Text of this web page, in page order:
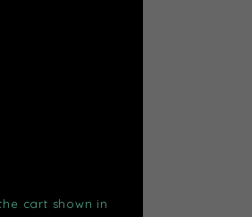
cart shown in